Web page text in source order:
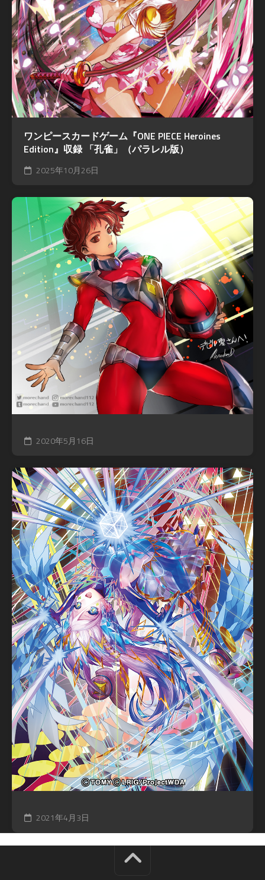
ワンピースカードゲーム『ONE PIECE Heroines
Edition』収録 「孔雀」（パラレル版）
2025年10月26日
2020年5月16日
2021年4月3日